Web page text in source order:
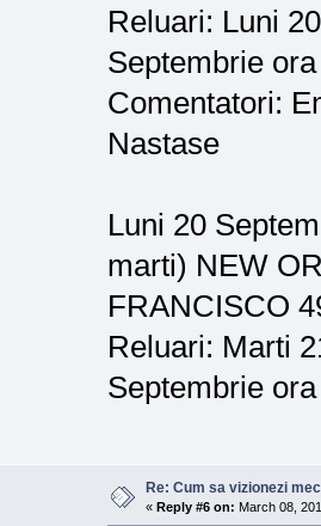
Reluari: Luni
Septembrie
Comentatori:
Nastase
Luni 20
marti) NEW
FRANCISCO
Reluari: Marti
Septembrie
Re: Cum sa vizionezi
« Reply #6 on: March 08,